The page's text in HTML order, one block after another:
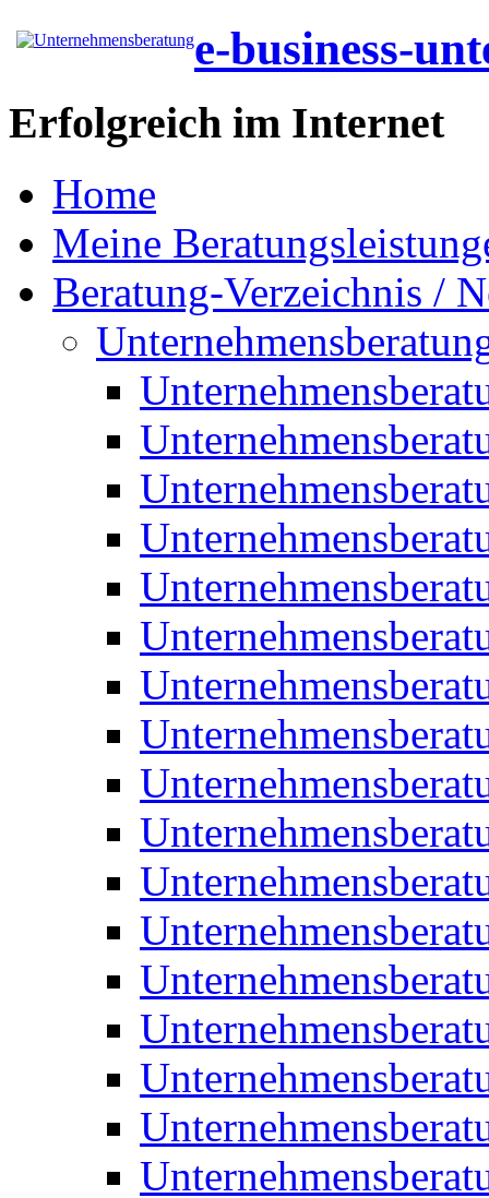
e-business-
Erfolgreich im Internet
Home
Meine
Beratung-Verzeichnis /